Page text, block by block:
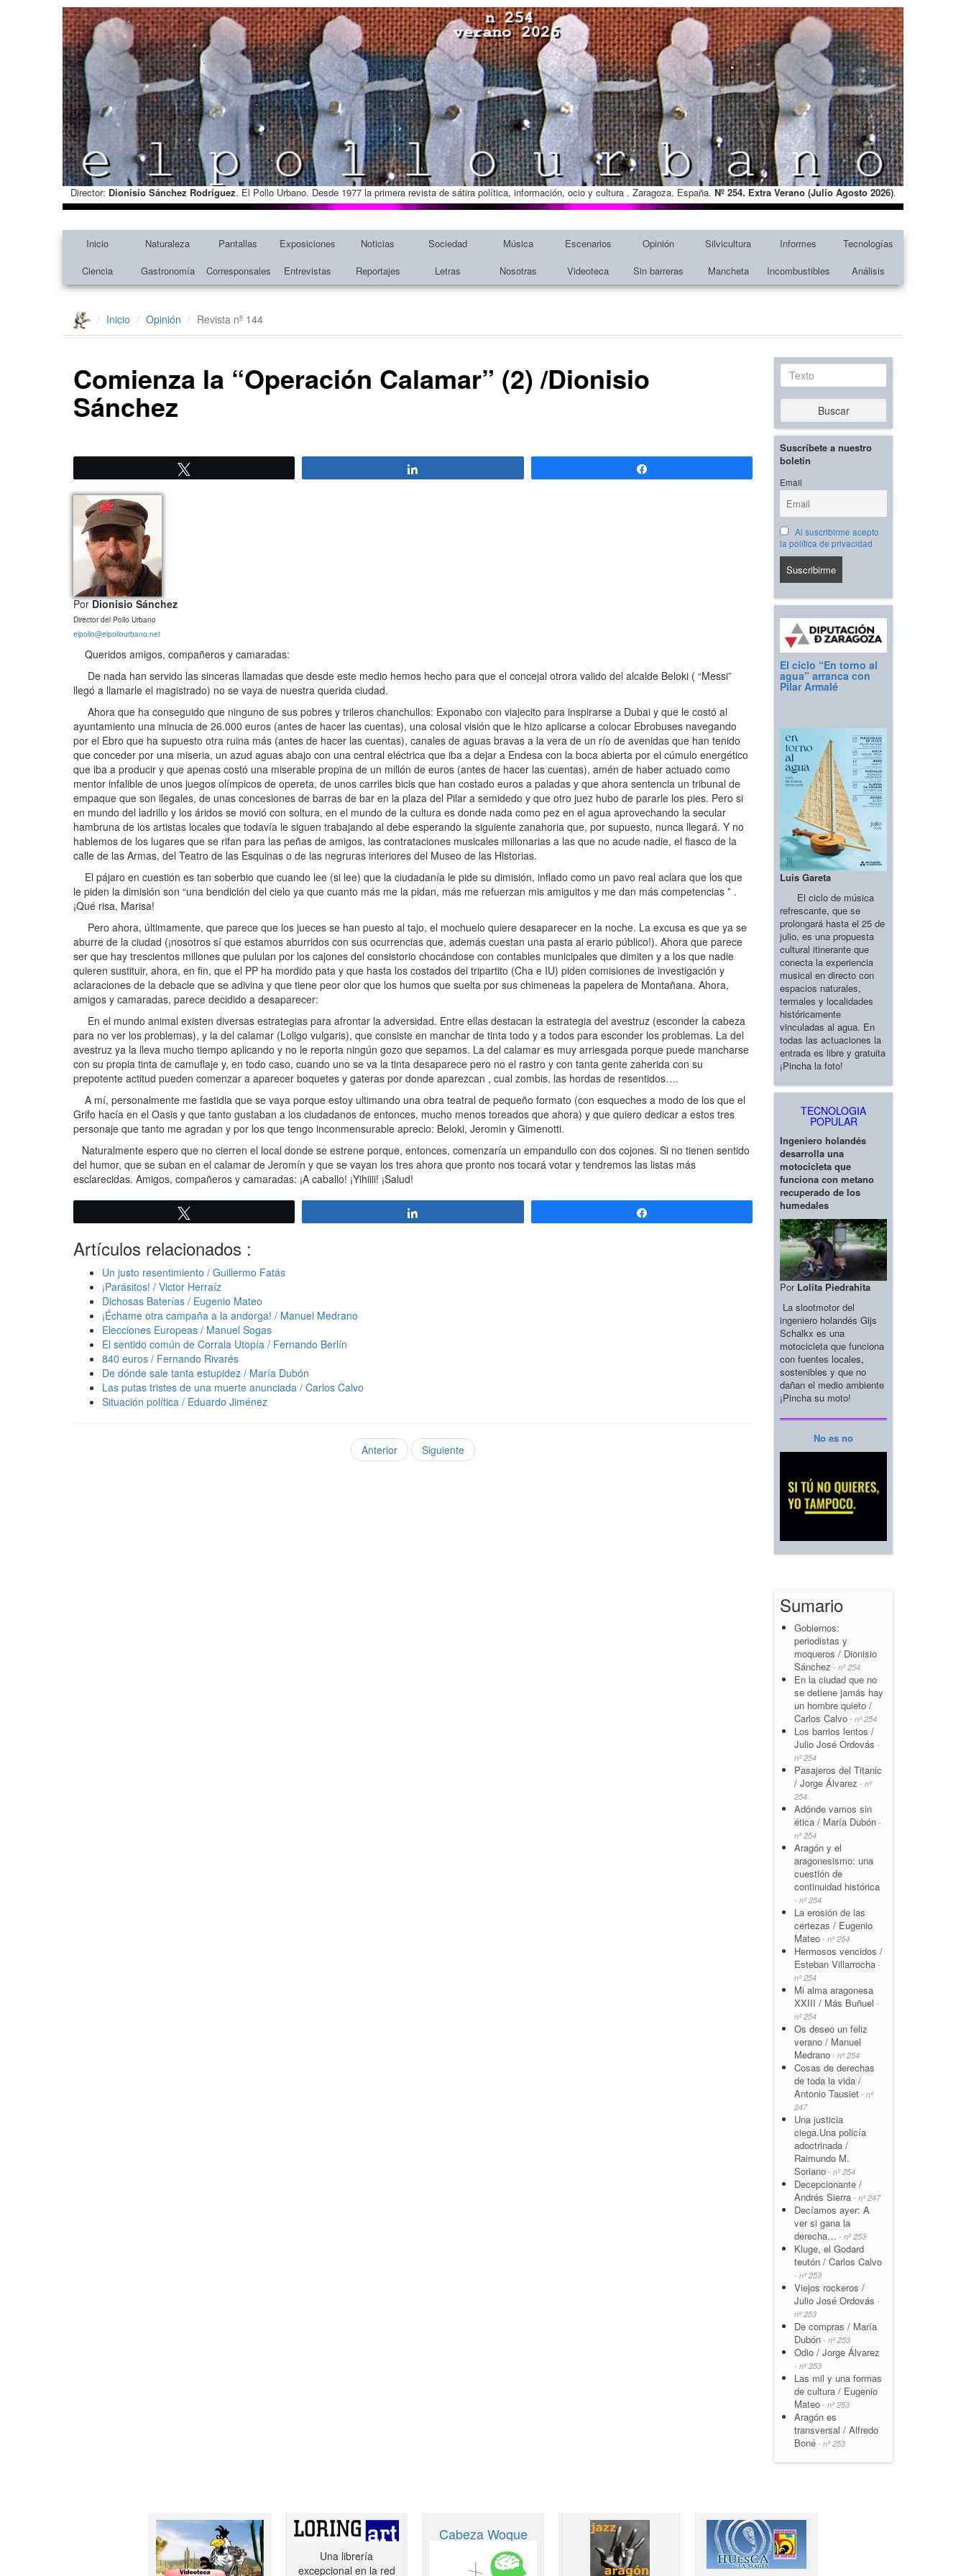
Director: Dionisio Sánchez Rodríguez. El Pollo Urbano. Desde 1977 la primera revista de sátira política, información, ocio y cultura . Zaragoza. España. Nº 254. Extra Verano (Julio Agosto 2026).
Inicio Naturaleza Pantallas Exposiciones Noticias Sociedad Música Escenarios Opinión Silvicultura Informes
Tecnologías
Ciencia
Gastronomía Corresponsales Entrevistas Reportajes Letras Nosotras Videoteca Sin barreras Mancheta Incombustibles Análisis
Inicio Opinión Revista nº 144
Comienza la “Operación Calamar” (2) /Dionisio
Sánchez
PorDionisio Sánchez
Director del Pollo Urbano
elpollo@elpollourbano.net
Queridos amigos, compañeros y camaradas:
De nada han servido las sinceras llamadas que desde este medio hemos hecho para que el concejal otrora valido del alcalde Beloki ( “Messi”
llegó a llamarle el magistrado) no se vaya de nuestra querida ciudad.
Ahora que ha conseguido que ninguno de sus pobres y trileros chanchullos: Exponabo con viajecito para inspirarse a Dubai y que le costó al
ayuntamiento una minucia de 26.000 euros (antes de hacer las cuentas), una colosal visión que le hizo aplicarse a colocar Ebrobuses navegando
por el Ebro que ha supuesto otra ruina más (antes de hacer las cuentas), canales de aguas bravas a la vera de un río de avenidas que han tenido
que conceder por una miseria, un azud aguas abajo con una central eléctrica que iba a dejar a Endesa con la boca abierta por el cúmulo energético
que iba a producir y que apenas costó una miserable propina de un millón de euros (antes de hacer las cuentas), amén de haber actuado como
mentor infalible de unos juegos olímpicos de opereta, de unos carriles bicis que han costado euros a paladas y que ahora sentencia un tribunal de
empaque que son ilegales, de unas concesiones de barras de bar en la plaza del Pilar a semidedo y que otro juez hubo de pararle los pies. Pero si
en mundo del ladrillo y los áridos se movió con soltura, en el mundo de la cultura es donde nada como pez en el agua aprovechando la secular
hambruna de los artistas locales que todavía le siguen trabajando al debe esperando la siguiente zanahoria que, por supuesto, nunca llegará. Y no
hablemos de los lugares que se rifan para las peñas de amigos, las contrataciones musicales millonarias a las que no acude nadie, el fiasco de la
calle de las Armas, del Teatro de las Esquinas o de las negruras interiores del Museo de las Historias.
El pájaro en cuestión es tan soberbio que cuando lee (si lee) que la ciudadanía le pide su dimisión, inflado como un pavo real aclara que los que
le piden la dimisión son “una bendición del cielo ya que cuanto más me la pidan, más me refuerzan mis amiguitos y me dan más competencias ” .
¡Qué risa, Marisa!
Pero ahora, últimamente, que parece que los jueces se han puesto al tajo, el mochuelo quiere desaparecer en la noche. La excusa es que ya se
aburre de la ciudad (¡nosotros sí que estamos aburridos con sus ocurrencias que, además cuestan una pasta al erario público!). Ahora que parece
ser que hay trescientos millones que pululan por los cajones del consistorio chocándose con contables municipales que dimiten y a los que nadie
quieren sustituir, ahora, en fin, que el PP ha mordido pata y que hasta los costados del tripartito (Cha e IU) piden comisiones de investigación y
aclaraciones de la debacle que se adivina y que tiene peor olor que los humos que suelta por sus chimeneas la papelera de Montañana. Ahora,
amigos y camaradas, parece decidido a desaparecer:
En el mundo animal existen diversas estrategias para afrontar la adversidad. Entre ellas destacan la estrategia del avestruz (esconder la cabeza
para no ver los problemas), y la del calamar (Loligo vulgaris), que consiste en manchar de tinta todo y a todos para esconder los problemas. La del
avestruz ya la lleva mucho tiempo aplicando y no le reporta ningún gozo que sepamos. La del calamar es muy arriesgada porque puede mancharse
con su propia tinta de camuflaje y, en todo caso, cuando uno se va la tinta desaparece pero no el rastro y con tanta gente zaherida con su
prepotente actitud pueden comenzar a aparecer boquetes y gateras por donde aparezcan , cual zombis, las hordas de resentidos….
A mí, personalmente me fastidia que se vaya porque estoy ultimando una obra teatral de pequeño formato (con esqueches a modo de los que el
Grifo hacía en el Oasis y que tanto gustaban a los ciudadanos de entonces, mucho menos toreados que ahora) y que quiero dedicar a estos tres
personaje que tanto me agradan y por los que tengo inconmensurable aprecio: Beloki, Jeromin y Gimenotti.
Naturalmente espero que no cierren el local donde se estrene porque, entonces, comenzaría un empandullo con dos cojones. Si no tienen sentido
del humor, que se suban en el calamar de Jeromín y que se vayan los tres ahora que pronto nos tocará votar y tendremos las listas más
esclarecidas. Amigos, compañeros y camaradas: ¡A caballo! ¡Yihiiii! ¡Salud!
Artículos relacionados :
Un justo resentimiento / Guillermo Fatás
¡Parásitos! / Victor Herraíz
Dichosas Baterías / Eugenio Mateo
¡Échame otra campaña a la andorga! / Manuel Medrano
Elecciones Europeas / Manuel Sogas
El sentido común de Corrala Utopía / Fernando Berlín
840 euros / Fernando Rivarés
De dónde sale tanta estupidez / María Dubón
Las putas tristes de una muerte anunciada / Carlos Calvo
Situación política / Eduardo Jiménez
Anterior Siguiente
Texto
Buscar
Suscríbete a nuestro
boletín
Email
Al suscribirme acepto
la política de privacidad
El ciclo “En torno al
agua” arranca con
Pilar Armalé
Luis Gareta
El ciclo de música
refrescante, que se
prolongará hasta el 25 de
julio, es una propuesta
cultural itinerante que
conecta la experiencia
musical en directo con
espacios naturales,
termales y localidades
históricamente
vinculadas al agua. En
todas las actuaciones la
entrada es libre y gratuita
¡Pincha la foto!
TECNOLOGIA
POPULAR
Ingeniero holandés
desarrolla una
motocicleta que
funciona con metano
recuperado de los
humedales
Por Lolita Piedrahita
La slootmotor del
ingeniero holandés Gijs
Schalkx es una
motocicleta que funciona
con fuentes locales,
sostenibles y que no
dañan el medio ambiente
¡Pincha su moto!
No es no
Sumario
Gobiernos:
periodistas y
moqueros / Dionisio
Sánchez - nº 254
En la ciudad que no
se detiene jamás hay
un hombre quieto /
Carlos Calvo - nº 254
Los barrios lentos /
Julio José Ordovás -
nº 254
Pasajeros del Titanic
/ Jorge Álvarez - nº
254
Adónde vamos sin
ética / María Dubón -
nº 254
Aragón y el
aragonesismo: una
cuestión de
continuidad histórica
- nº 254
La erosión de las
certezas / Eugenio
Mateo - nº 254
Hermosos vencidos /
Esteban Villarrocha -
nº 254
Mi alma aragonesa
XXIII / Más Buñuel -
nº 254
Os deseo un feliz
verano / Manuel
Medrano - nº 254
Cosas de derechas
de toda la vida /
Antonio Tausiet - nº
247
Una justicia
ciega.Una policía
adoctrinada /
Raimundo M.
Soriano - nº 254
Decepcionante /
Andrés Sierra - nº 247
Decíamos ayer: A
ver si gana la
derecha… - nº 253
Kluge, el Godard
teutón / Carlos Calvo
- nº 253
Viejos rockeros /
Julio José Ordovás -
nº 253
De compras / María
Dubón - nº 253
Odio / Jorge Álvarez
- nº 253
Las mil y una formas
de cultura / Eugenio
Mateo - nº 253
Aragón es
transversal / Alfredo
Boné - nº 253
Una librería
excepcional en la red
Cabeza Woque